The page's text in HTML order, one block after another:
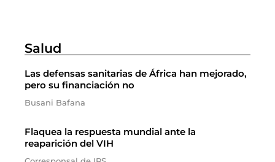
Salud
Las defensas sanitarias de África han mejorado,
pero su financiación no
Busani Bafana
Flaquea la respuesta mundial ante la
reaparición del VIH